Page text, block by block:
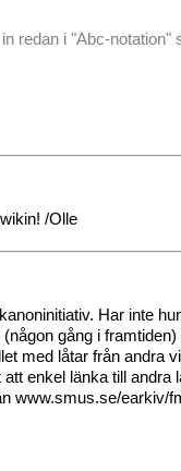
redan i "Abc-notation"
/Olle
Har inte
gång i
med låtar från andra
enkel länka till
www.smus.se/earkiv/